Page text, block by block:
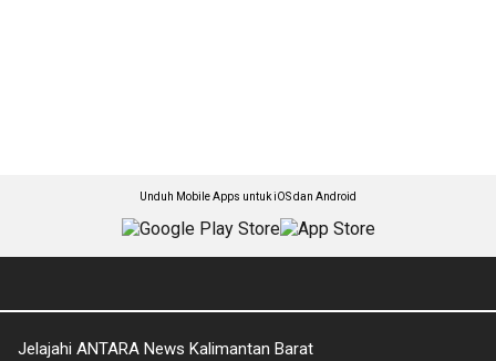
Unduh Mobile Apps untuk iOS dan Android
Jelajahi ANTARA News Kalimantan Barat